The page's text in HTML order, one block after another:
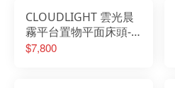
CLOUDLIGHT 雲光晨
霧平台置物平面床頭-6
尺
$7,800